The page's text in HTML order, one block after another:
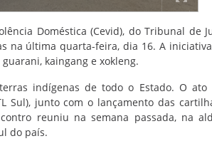
Doméstica (Cevid), do Tribunal de
na última quarta-feira, dia 16. A
kaingang e xokleng.
indígenas de todo o Estado. O
Sul), junto com o lançamento das
reuniu na semana passada, na
do país.